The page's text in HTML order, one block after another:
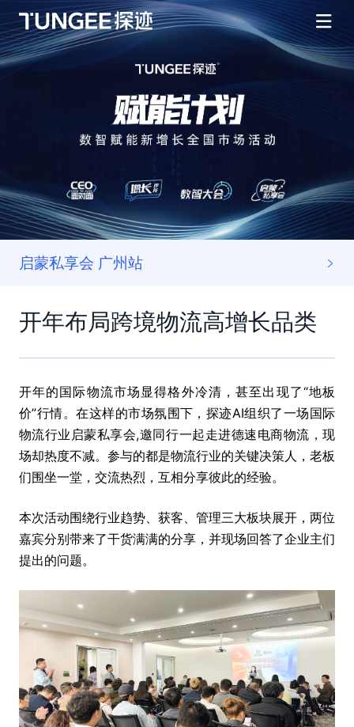
启蒙私享会 广州站
开年布局跨境物流高增长品类
开年的国际物流市场显得格外冷清，甚至出现了“地板
价”行情。在这样的市场氛围下，探迹AI组织了一场国际
物流行业启蒙私享会,邀同行一起走进德速电商物流，现
场却热度不减。参与的都是物流行业的关键决策人，老板
们围坐一堂，交流热烈，互相分享彼此的经验。
本次活动围绕行业趋势、获客、管理三大板块展开，两位
嘉宾分别带来了干货满满的分享，并现场回答了企业主们
提出的问题。